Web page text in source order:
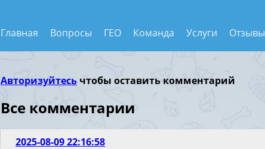
Главная Вопросы ГЕО Команда Услуги Отзывы
Авторизуйтесь чтобы оставить комментарий
Все комментарии
2025-08-09 22:16:58